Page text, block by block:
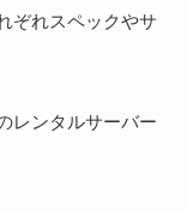
ぞれスペックやサ
レンタルサーバー